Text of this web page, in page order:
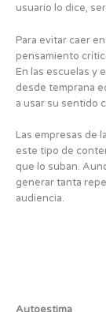
usuario lo dice,
Para evitar caer
pensamiento
En las escuelas y
desde temprana
a usar su sentido
Las empresas de
este tipo de
que lo suban.
generar tanta
audiencia.
Autoestima